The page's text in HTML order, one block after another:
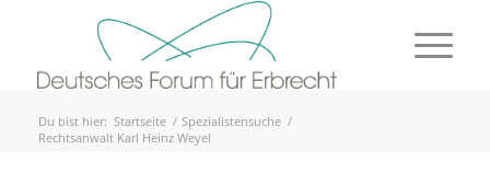
Du bist hier: Startseite / Spezialistensuche /
Rechtsanwalt Karl Heinz Weyel